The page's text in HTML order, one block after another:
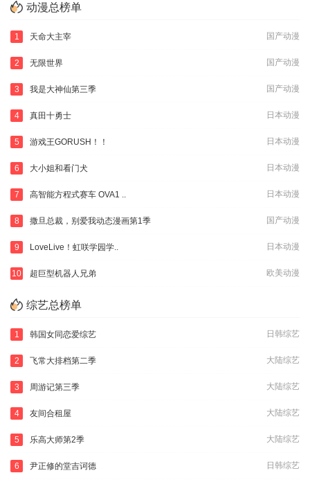
动漫总榜单
国产动漫
1 天命大主宰
国产动漫
2 无限世界
国产动漫
3 我是大神仙第三季
日本动漫
4 真田十勇士
日本动漫
5 游戏王GORUSH！！
日本动漫
6 大小姐和看门犬
日本动漫
7 高智能方程式赛车 OVA1 ..
国产动漫
8 撒旦总裁，别爱我动态漫画第1季
日本动漫
9 LoveLive！虹咲学园学..
欧美动漫
10 超巨型机器人兄弟
综艺总榜单
日韩综艺
1 韩国女同恋爱综艺
大陆综艺
2 飞常大排档第二季
大陆综艺
3 周游记第三季
大陆综艺
4 友间合租屋
大陆综艺
5 乐高大师第2季
日韩综艺
6 尹正修的堂吉诃德